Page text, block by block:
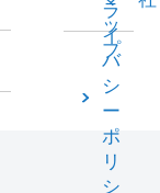
ッ
プ
ラ
イ
バ
シ
ー
ポ
リ
シ